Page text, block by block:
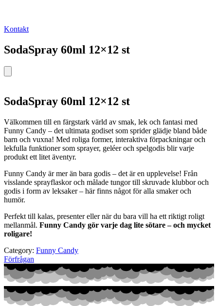
Kontakt
SodaSpray 60ml 12×12 st
SodaSpray 60ml 12×12 st
Välkommen till en färgstark värld av smak, lek och fantasi med
Funny Candy – det ultimata godiset som sprider glädje bland både
barn och vuxna! Med roliga former, interaktiva förpackningar och
lekfulla funktioner som sprayer, geléer och spelgodis blir varje
produkt ett litet äventyr.
Funny Candy är mer än bara godis – det är en upplevelse! Från
visslande sprayflaskor och målade tungor till skruvade klubbor och
godis i form av leksaker – här finns något för alla smaker och
humör.
Perfekt till kalas, presenter eller när du bara vill ha ett riktigt roligt
mellanmål. Funny Candy gör varje dag lite sötare – och mycket
roligare!
Category: Funny Candy
Förfrågan